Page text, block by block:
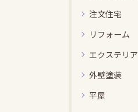
注文住宅
リフォーム
エクステリア
外壁塗装
平屋